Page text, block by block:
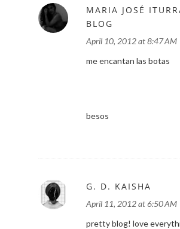
MARIA JOSÉ
BLOG
April 10, 2012 at 8:47 AM
me encantan las botas
besos
G. D. KAISHA
April 11, 2012 at 6:50 AM
pretty blog! love